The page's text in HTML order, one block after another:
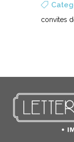
convites